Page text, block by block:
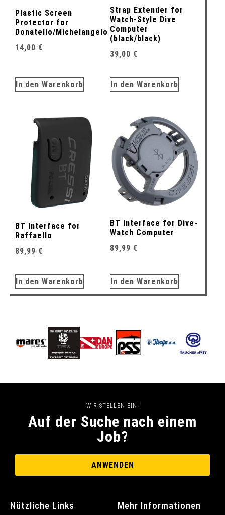
Plastic Screen
Protector for
Donatello/Michelangelo
14,00 €
In den Warenkorb
Strap Extender for
Watch-Style Dive
Computer
(black/black)
39,00 €
In den Warenkorb
BT Interface for
Raffaello
89,99 €
In den Warenkorb
BT Interface for Dive-
Watch Computer
89,99 €
In den Warenkorb
WIR STELLEN EIN!
Auf der Suche nach einem
Job?
ANWENDEN
Nützliche Links Mehr Informationen